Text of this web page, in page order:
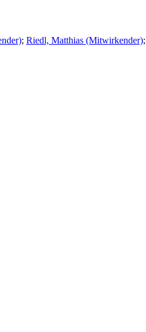
; Riedl, Matthias (Mitwirkender);